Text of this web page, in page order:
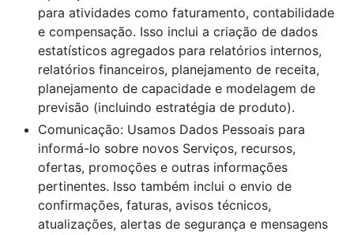
para atividades como faturamento, contabilidade
e compensação. Isso inclui a criação de dados
estatísticos agregados para relatórios internos,
relatórios financeiros, planejamento de receita,
planejamento de capacidade e modelagem de
previsão (incluindo estratégia de produto).
Comunicação: Usamos Dados Pessoais para
informá-lo sobre novos Serviços, recursos,
ofertas, promoções e outras informações
pertinentes. Isso também inclui o envio de
confirmações, faturas, avisos técnicos,
atualizações, alertas de segurança e mensagens